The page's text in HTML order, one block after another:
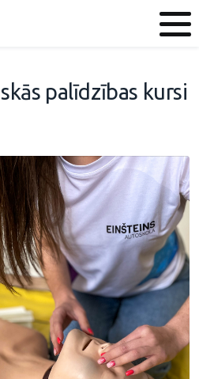
palīdzības kursi